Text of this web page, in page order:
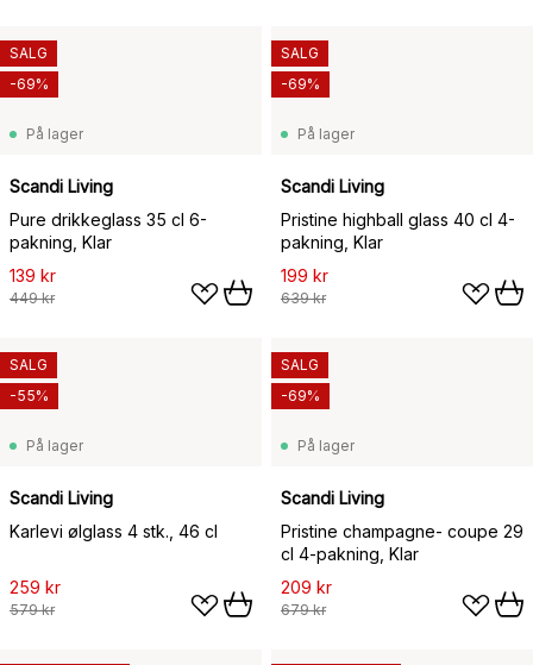
På lager
Scandi Living
Pure drikkeglass 35 cl 6-
pakning, Klar
139 kr
449 kr
SALG
-69%
På lager
Scandi Living
Pristine highball glass 40 cl 4-
pakning, Klar
199 kr
639 kr
SALG
-69%
På lager
Scandi Living
Karlevi ølglass 4 stk., 46 cl
259 kr
579 kr
SALG
-55%
På lager
Scandi Living
Pristine champagne- coupe 29
cl 4-pakning, Klar
209 kr
679 kr
SALG
-69%